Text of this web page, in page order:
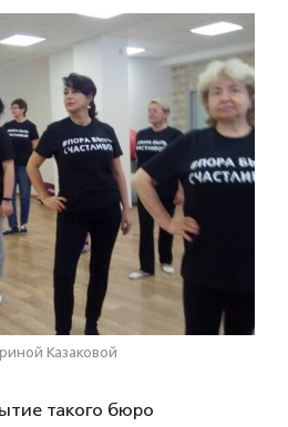
Казаковой
такого бюро